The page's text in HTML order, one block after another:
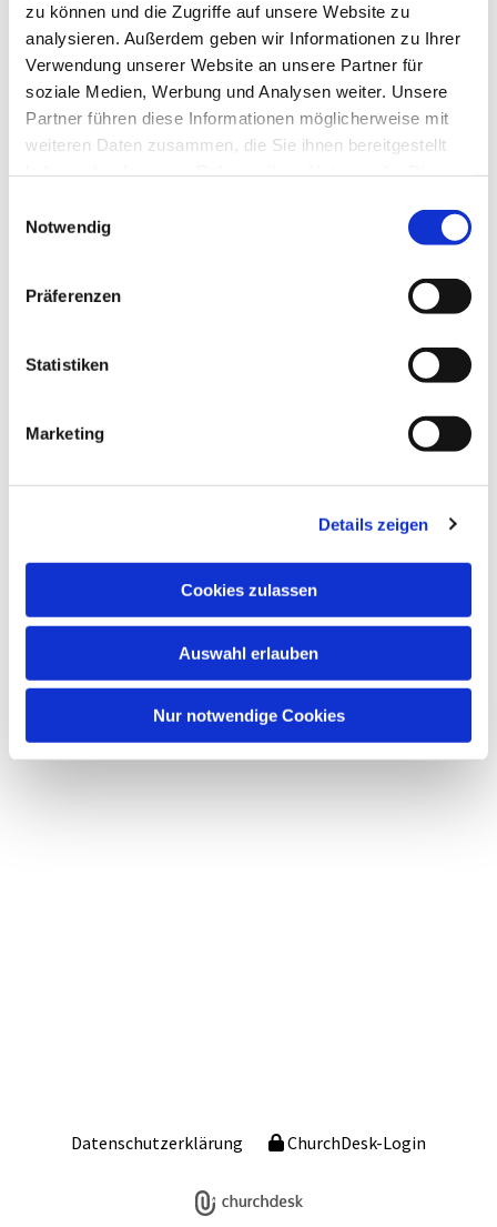
zu können und die Zugriffe auf unsere Website zu
analysieren. Außerdem geben wir Informationen zu Ihrer
Verwendung unserer Website an unsere Partner für
soziale Medien, Werbung und Analysen weiter. Unsere
Partner führen diese Informationen möglicherweise mit
weiteren Daten zusammen, die Sie ihnen bereitgestellt
Notwendig
Präferenzen
Statistiken
Marketing
Details zeigen
Cookies zulassen
Auswahl erlauben
Nur notwendige Cookies
Dies könnte Sie auch interessieren
Datenschutzerklärung ChurchDesk-Login